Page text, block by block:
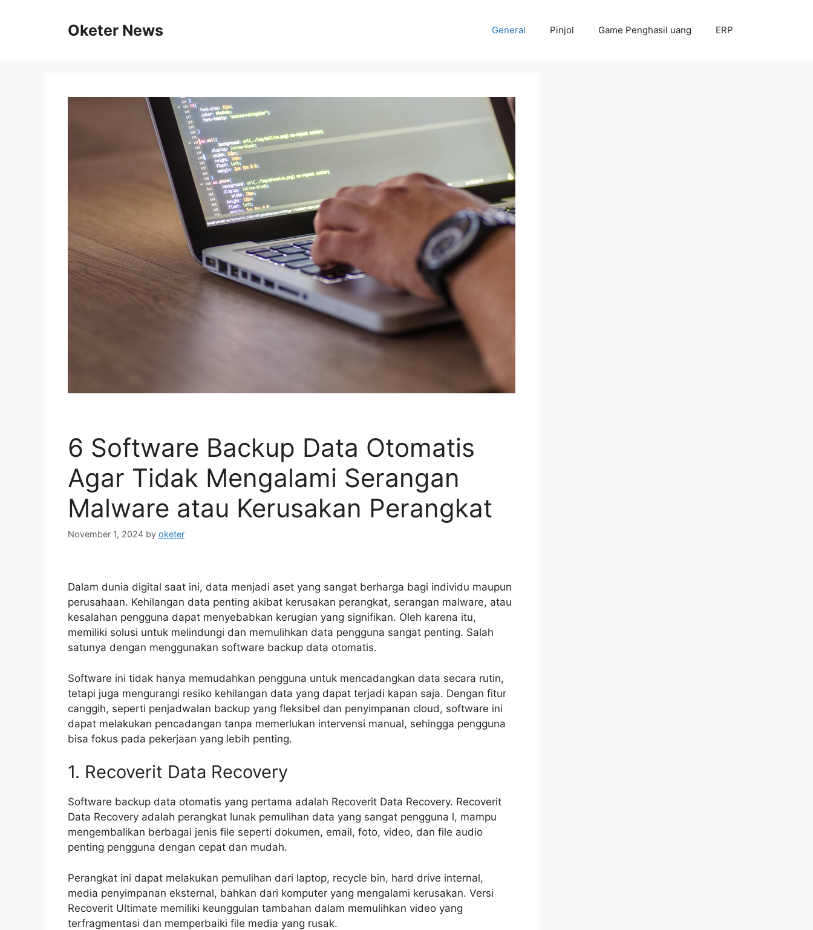
Oketer News General Pinjol Game Penghasil uang ERP
6 Software Backup Data Otomatis
Agar Tidak Mengalami Serangan
Malware atau Kerusakan Perangkat
November 1, 2024 by oketer
Dalam dunia digital saat ini, data menjadi aset yang sangat berharga bagi individu maupun
perusahaan. Kehilangan data penting akibat kerusakan perangkat, serangan malware, atau
kesalahan pengguna dapat menyebabkan kerugian yang signifikan. Oleh karena itu,
memiliki solusi untuk melindungi dan memulihkan data pengguna sangat penting. Salah
satunya dengan menggunakan software backup data otomatis.
Software ini tidak hanya memudahkan pengguna untuk mencadangkan data secara rutin,
tetapi juga mengurangi resiko kehilangan data yang dapat terjadi kapan saja. Dengan fitur
canggih, seperti penjadwalan backup yang fleksibel dan penyimpanan cloud, software ini
dapat melakukan pencadangan tanpa memerlukan intervensi manual, sehingga pengguna
bisa fokus pada pekerjaan yang lebih penting.
1. Recoverit Data Recovery
Software backup data otomatis yang pertama adalah Recoverit Data Recovery. Recoverit
Data Recovery adalah perangkat lunak pemulihan data yang sangat pengguna l, mampu
mengembalikan berbagai jenis file seperti dokumen, email, foto, video, dan file audio
penting pengguna dengan cepat dan mudah.
Perangkat ini dapat melakukan pemulihan dari laptop, recycle bin, hard drive internal,
media penyimpanan eksternal, bahkan dari komputer yang mengalami kerusakan. Versi
Recoverit Ultimate memiliki keunggulan tambahan dalam memulihkan video yang
terfragmentasi dan memperbaiki file media yang rusak.